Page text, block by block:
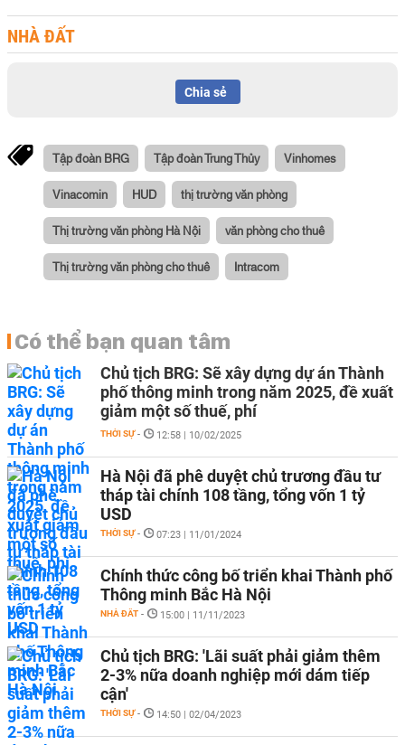
NHÀ ĐẤT
Chia sẻ
Tập đoàn BRG Tập đoàn Trung Thủy Vinhomes
Vinacomin HUD thị trường văn phòng
Thị trường văn phòng Hà Nội văn phòng cho thuê
Thị trường văn phòng cho thuê Intracom
Có thể bạn quan tâm
Chủ tịch BRG: Sẽ xây dựng dự án Thành
phố thông minh trong năm 2025, đề xuất
giảm một số thuế, phí
THỜI SỰ - 12:58 | 10/02/2025
Hà Nội đã phê duyệt chủ trương đầu tư
tháp tài chính 108 tầng, tổng vốn 1 tỷ
USD
THỜI SỰ - 07:23 | 11/01/2024
Chính thức công bố triển khai Thành phố
Thông minh Bắc Hà Nội
NHÀ ĐẤT - 15:00 | 11/11/2023
Chủ tịch BRG: 'Lãi suất phải giảm thêm
2-3% nữa doanh nghiệp mới dám tiếp
cận'
THỜI SỰ - 14:50 | 02/04/2023